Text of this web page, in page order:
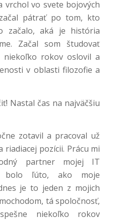
vrchol vo svete bojových
pátrať po tom, kto
začalo, aká je história
Začal som študovať
niekoľko rokov oslovil a
v oblasti filozofie a
Nastal čas na najväčšiu
zotavil a pracoval už
pozícii. Prácu mi
partner mojej IT
bolo ľúto, ako moje
je to jeden z mojich
tá spoločnosť,
niekoľko rokov